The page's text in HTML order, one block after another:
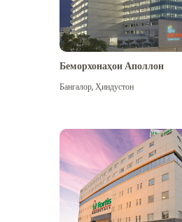
Бештар дидан
Беморхонаҳои Аполлон
Бангалор,Ҳиндустон